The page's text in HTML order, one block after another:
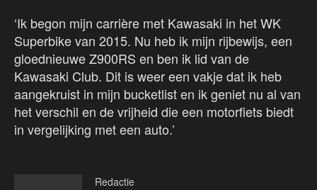
‘Ik begon mijn carrière met Kawasaki in het WK
Superbike van 2015. Nu heb ik mijn rijbewijs, een
gloednieuwe Z900RS en ben ik lid van de
Kawasaki Club. Dit is weer een vakje dat ik heb
aangekruist in mijn bucketlist en ik geniet nu al van
het verschil en de vrijheid die een motorfiets biedt
in vergelijking met een auto.’
Redactie